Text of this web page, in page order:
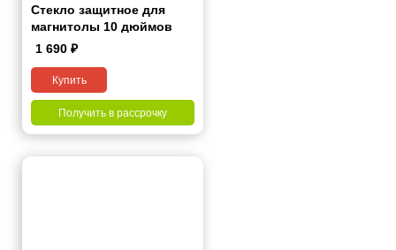
Стекло защитное для
магнитолы 10 дюймов
1 690 ₽
Купить
Получить в рассрочку